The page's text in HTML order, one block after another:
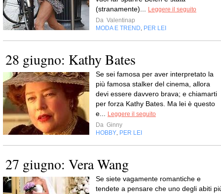
(stranamente)...
Leggere il seguito
Da Valentinap
MODA E TREND
PER LEI
28 giugno: Kathy Bates
Se sei famosa per aver interpretato la
più famosa stalker del cinema, allora
devi essere davvero brava; e chiamarti
per forza Kathy Bates. Ma lei è questo
e...
Leggere il seguito
Da Ginny
HOBBY PER LEI
27 giugno: Vera Wang
Se siete vagamente romantiche e
tendete a pensare che uno degli abiti